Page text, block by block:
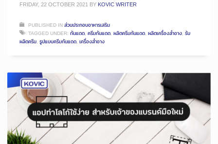
FRIDAY, 22 OCTOBER 2021 BY KOVIC WRITER
PUBLISHED INส่วนประกอบอาหารเสริม
TAGGED UNDER: กันแดด, ครีมกันแดด, ผลิตครีมกันแดด, ผลิตเครื่องสำอาง, รับ
ผลิตครีม, รูปแบบครีมกันแดด, เครื่องสำอาง